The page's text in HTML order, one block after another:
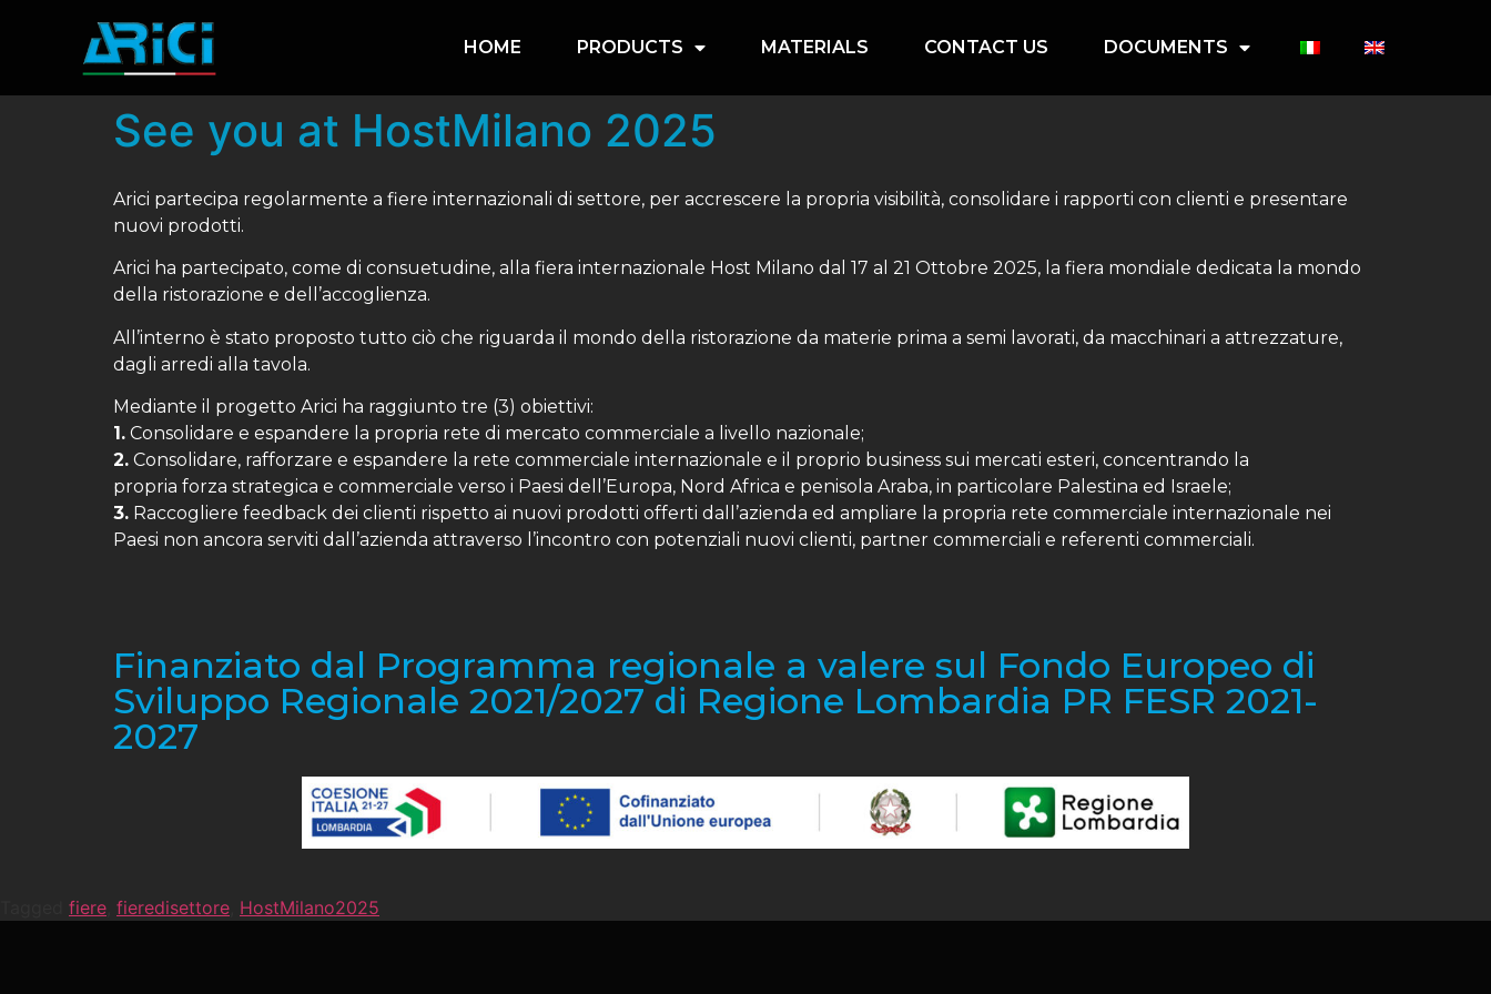
HOME PRODUCTS MATERIALS CONTACT US DOCUMENTS
See you at HostMilano 2025
Arici partecipa regolarmente a fiere internazionali di settore, per accrescere la propria visibilità, consolidare i rapporti con clienti e presentare
nuovi prodotti.
Arici ha partecipato, come di consuetudine, alla fiera internazionale Host Milano dal 17 al 21 Ottobre 2025, la fiera mondiale dedicata la mondo
della ristorazione e dell’accoglienza.
All’interno è stato proposto tutto ciò che riguarda il mondo della ristorazione da materie prima a semi lavorati, da macchinari a attrezzature,
dagli arredi alla tavola.
Mediante il progetto Arici ha raggiunto tre (3) obiettivi:
1. Consolidare e espandere la propria rete di mercato commerciale a livello nazionale;
2. Consolidare, rafforzare e espandere la rete commerciale internazionale e il proprio business sui mercati esteri, concentrando la
propria forza strategica e commerciale verso i Paesi dell’Europa, Nord Africa e penisola Araba, in particolare Palestina ed Israele;
3. Raccogliere feedback dei clienti rispetto ai nuovi prodotti offerti dall’azienda ed ampliare la propria rete commerciale internazionale nei
Paesi non ancora serviti dall’azienda attraverso l’incontro con potenziali nuovi clienti, partner commerciali e referenti commerciali.
Finanziato dal Programma regionale a valere sul Fondo Europeo di
Sviluppo Regionale 2021/2027 di Regione Lombardia PR FESR 2021-
2027
fiere fieredisettore HostMilano2025